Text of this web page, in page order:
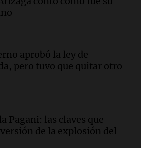
en Liniers
preventiva para
intento de homicidio
Tucumán
a hogares con subas de
en agosto
aprobó la ley de
pero tuvo que quitar otro
Pagani: las claves que
de la explosión del